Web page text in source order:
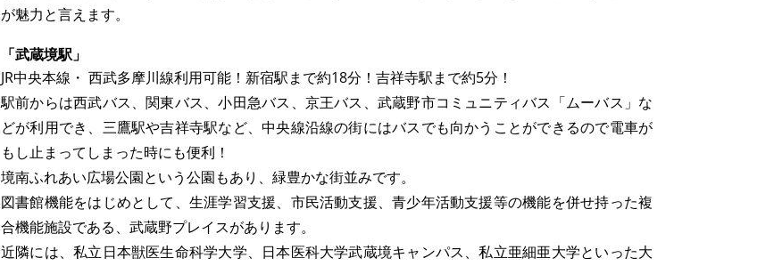
が魅力と言えます。
「武蔵境駅」
JR中央本線・ 西武多摩川線利用可能！新宿駅まで約18分！吉祥寺駅まで約5分！
駅前からは西武バス、関東バス、小田急バス、京王バス、武蔵野市コミュニティバス「ムーバス」な
どが利用でき、三鷹駅や吉祥寺駅など、中央線沿線の街にはバスでも向かうことができるので電車が
もし止まってしまった時にも便利！
境南ふれあい広場公園という公園もあり、緑豊かな街並みです。
図書館機能をはじめとして、生涯学習支援、市民活動支援、青少年活動支援等の機能を併せ持った複
合機能施設である、武蔵野プレイスがあります。
近隣には、私立日本獣医生命科学大学、日本医科大学武蔵境キャンパス、私立亜細亜大学といった大